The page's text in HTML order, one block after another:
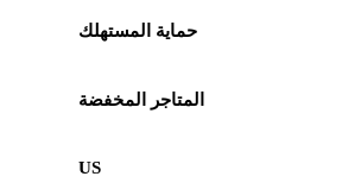
حماية المستهلك
المتاجر المخفضة
US